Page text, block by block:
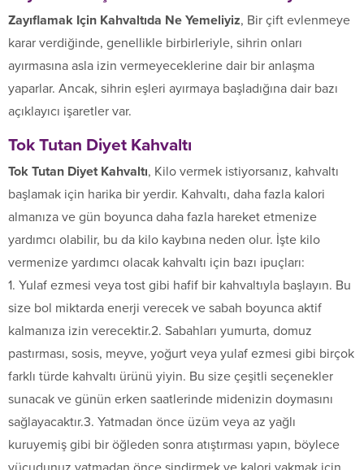
Zayıflamak Için Kahvaltıda Ne Yemeliyiz, Bir çift evlenmeye
karar verdiğinde, genellikle birbirleriyle, sihrin onları
ayırmasına asla izin vermeyeceklerine dair bir anlaşma
yaparlar. Ancak, sihrin eşleri ayırmaya başladığına dair bazı
açıklayıcı işaretler var.
Tok Tutan Diyet Kahvaltı
Tok Tutan Diyet Kahvaltı, Kilo vermek istiyorsanız, kahvaltı
başlamak için harika bir yerdir. Kahvaltı, daha fazla kalori
almanıza ve gün boyunca daha fazla hareket etmenize
yardımcı olabilir, bu da kilo kaybına neden olur. İşte kilo
vermenize yardımcı olacak kahvaltı için bazı ipuçları:
1. Yulaf ezmesi veya tost gibi hafif bir kahvaltıyla başlayın. Bu
size bol miktarda enerji verecek ve sabah boyunca aktif
kalmanıza izin verecektir.2. Sabahları yumurta, domuz
pastırması, sosis, meyve, yoğurt veya yulaf ezmesi gibi birçok
farklı türde kahvaltı ürünü yiyin. Bu size çeşitli seçenekler
sunacak ve günün erken saatlerinde midenizin doymasını
sağlayacaktır.3. Yatmadan önce üzüm veya az yağlı
kuruyemiş gibi bir öğleden sonra atıştırması yapın, böylece